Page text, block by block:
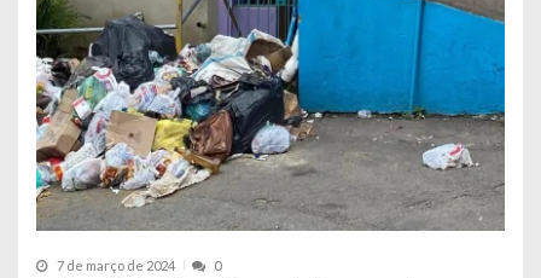
7 de março de 2024 0